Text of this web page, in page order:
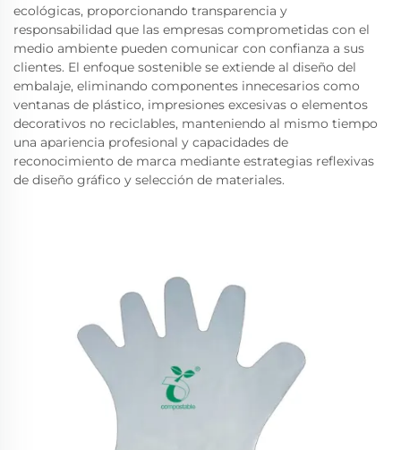
ecológicas, proporcionando transparencia y
responsabilidad que las empresas comprometidas con el
medio ambiente pueden comunicar con confianza a sus
clientes. El enfoque sostenible se extiende al diseño del
embalaje, eliminando componentes innecesarios como
ventanas de plástico, impresiones excesivas o elementos
decorativos no reciclables, manteniendo al mismo tiempo
una apariencia profesional y capacidades de
reconocimiento de marca mediante estrategias reflexivas
de diseño gráfico y selección de materiales.